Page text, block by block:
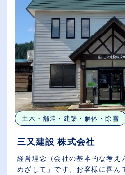
土木・舗装・建築・解体・除雪
三又建設 株式会社
経営理念（会社の基本的な考え
めざして」です。お客様に喜ん